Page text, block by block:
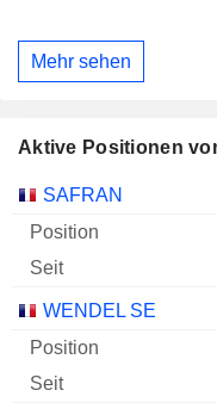
Mehr sehen
Aktive Positionen
Unternehmen
SAFRAN
WENDEL SE